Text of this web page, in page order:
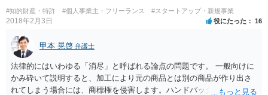
#知的財産・特許 #個人事業主・フリーランス #スタートアップ・新規事業
2018年2月3日 役にたった 16
甲本 晃啓 弁護士
法律的にはいわゆる「消尽」と呼ばれる論点の問題です。 一般向けに
かみ砕いて説明すると、加工により元の商品とは別の商品が作り出さ
れてしまう場合には、商標権を侵害します。ハンドバッグをポーチに